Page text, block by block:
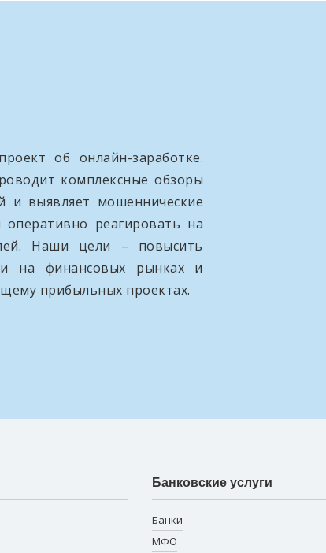
об онлайн-заработке.
комплексные обзоры
и выявляет мошеннические
реагировать на
Наши цели – повысить
на финансовых рынках и
прибыльных проектах.
Банковские услуги
Банки
МФО